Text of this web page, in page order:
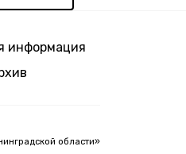
информация
области»